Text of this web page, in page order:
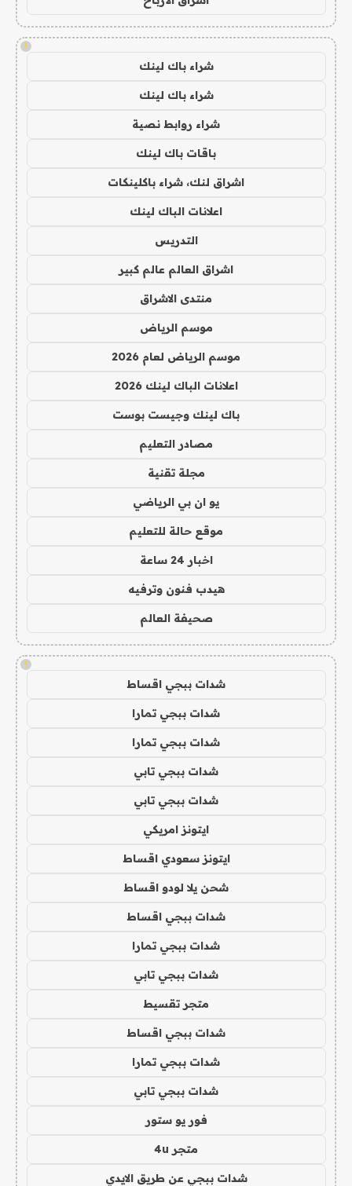
!
شراء باك لينك
شراء باك لينك
شراء روابط نصية
باقات باك لينك
اشراق لنك، شراء باكلينكات
اعلانات الباك لينك
التدريس
اشراق العالم عالم كبير
منتدى الاشراق
موسم الرياض
موسم الرياض لعام 2026
اعلانات الباك لينك 2026
باك لينك وجيست بوست
مصادر التعليم
مجلة تقنية
يو ان بي الرياضي
موقع حالة للتعليم
اخبار 24 ساعة
هيدب فنون وترفيه
صحيفة العالم
!
شدات ببجي اقساط
شدات ببجي تمارا
شدات ببجي تمارا
شدات ببجي تابي
شدات ببجي تابي
ايتونز امريكي
ايتونز سعودي اقساط
شحن يلا لودو اقساط
شدات ببجي اقساط
شدات ببجي تمارا
شدات ببجي تابي
متجر تقسيط
شدات ببجي اقساط
شدات ببجي تمارا
شدات ببجي تابي
فور يو ستور
متجر 4u
شدات ببجي عن طريق الايدي